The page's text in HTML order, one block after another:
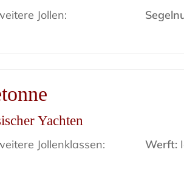
Jollen:
Yachten
Jollenklassen:
Werft: